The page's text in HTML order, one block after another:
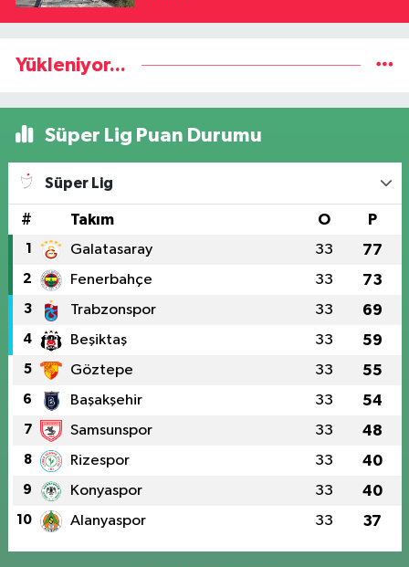
Yükleniyor...
Süper Lig Puan Durumu
Süper Lig
# Takım O P
1 Galatasaray 33 77
2 Fenerbahçe 33 73
3 Trabzonspor 33 69
4 Beşiktaş 33 59
5 Göztepe 33 55
6 Başakşehir 33 54
7 Samsunspor 33 48
8 Rizespor 33 40
9 Konyaspor 33 40
10 Alanyaspor 33 37